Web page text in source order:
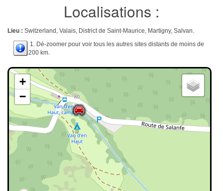
Localisations :
Lieu : Switzerland, Valais, District de Saint-Maurice, Martigny, Salvan.
1. Dé-zoomer pour voir tous les autres sites distants de moins de
200 km.
+
−